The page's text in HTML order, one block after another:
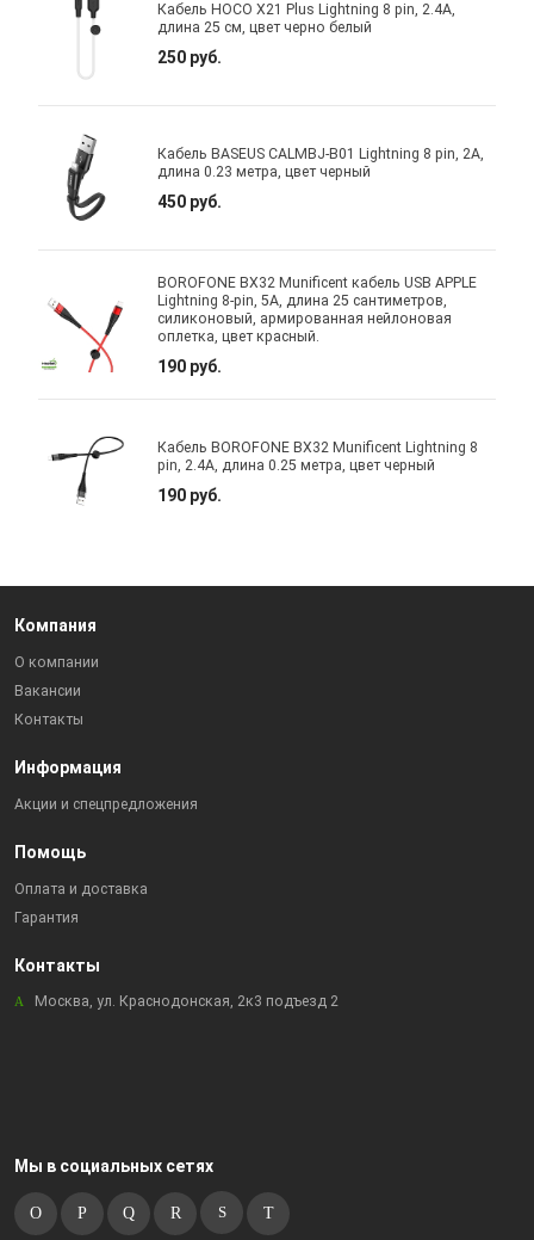
Кабель HOCO X21 Plus Lightning 8 pin, 2.4A,
длина 25 см, цвет черно белый
250 руб.
Кабель BASEUS CALMBJ-B01 Lightning 8 pin, 2A,
длина 0.23 метра, цвет черный
450 руб.
BOROFONE BX32 Munificent кабель USB APPLE
Lightning 8-pin, 5A, длина 25 сантиметров,
силиконовый, армированная нейлоновая
оплетка, цвет красный.
190 руб.
Кабель BOROFONE BX32 Munificent Lightning 8
pin, 2.4A, длина 0.25 метра, цвет черный
190 руб.
Компания
О компании
Вакансии
Контакты
Информация
Акции и спецпредложения
Помощь
Оплата и доставка
Гарантия
Контакты
Москва, ул. Краснодонская, 2к3 подъезд 2
Мы в социальных сетях